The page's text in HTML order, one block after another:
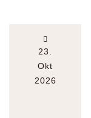
23.
Okt
2026